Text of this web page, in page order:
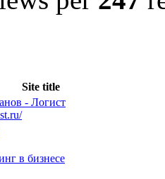
Site title
- Логист
в бизнесе